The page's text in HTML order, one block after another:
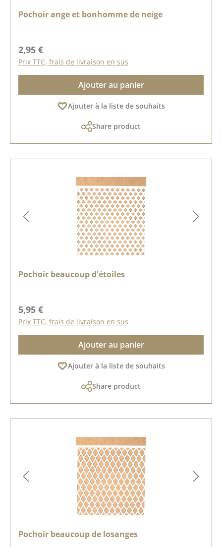
Pochoir ange et bonhomme de neige
Prix régulier :
2,95 €
Prix TTC, frais de livraison en sus
Ajouter au panier
Ajouter à la liste de souhaits
Share product
Pochoir beaucoup d'étoiles
Prix régulier :
5,95 €
Prix TTC, frais de livraison en sus
Ajouter au panier
Ajouter à la liste de souhaits
Share product
Pochoir beaucoup de losanges